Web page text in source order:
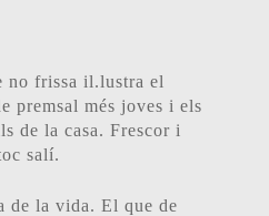
no frissa il.lustra el
premsal més joves i els
de la casa. Frescor i
salí.
de la vida. El que de